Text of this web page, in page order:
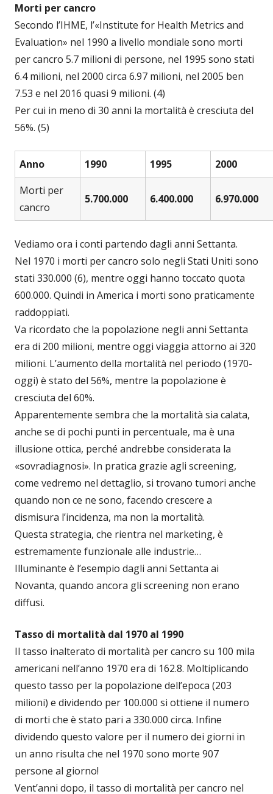
Morti per cancro
Secondo l’IHME, l’«Institute for Health Metrics and
Evaluation» nel 1990 a livello mondiale sono morti
per cancro 5.7 milioni di persone, nel 1995 sono stati
6.4 milioni, nel 2000 circa 6.97 milioni, nel 2005 ben
7.53 e nel 2016 quasi 9 milioni. (4)
Per cui in meno di 30 anni la mortalità è cresciuta del
56%. (5)
Anno 1990 1995
2000
Morti per
cancro
5.700.000 6.400.000 6.970.000
Vediamo ora i conti partendo dagli anni Settanta.
Nel 1970 i morti per cancro solo negli Stati Uniti sono
stati 330.000 (6), mentre oggi hanno toccato quota
600.000. Quindi in America i morti sono praticamente
raddoppiati.
Va ricordato che la popolazione negli anni Settanta
era di 200 milioni, mentre oggi viaggia attorno ai 320
milioni. L’aumento della mortalità nel periodo (1970-
oggi) è stato del 56%, mentre la popolazione è
cresciuta del 60%.
Apparentemente sembra che la mortalità sia calata,
anche se di pochi punti in percentuale, ma è una
illusione ottica, perché andrebbe considerata la
«sovradiagnosi». In pratica grazie agli screening,
come vedremo nel dettaglio, si trovano tumori anche
quando non ce ne sono, facendo crescere a
dismisura l’incidenza, ma non la mortalità.
Questa strategia, che rientra nel marketing, è
estremamente funzionale alle industrie…
Illuminante è l’esempio dagli anni Settanta ai
Novanta, quando ancora gli screening non erano
diffusi.
Tasso di mortalità dal 1970 al 1990
Il tasso inalterato di mortalità per cancro su 100 mila
americani nell’anno 1970 era di 162.8. Moltiplicando
questo tasso per la popolazione dell’epoca (203
milioni) e dividendo per 100.000 si ottiene il numero
di morti che è stato pari a 330.000 circa. Infine
dividendo questo valore per il numero dei giorni in
un anno risulta che nel 1970 sono morte 907
persone al giorno!
Vent’anni dopo, il tasso di mortalità per cancro nel